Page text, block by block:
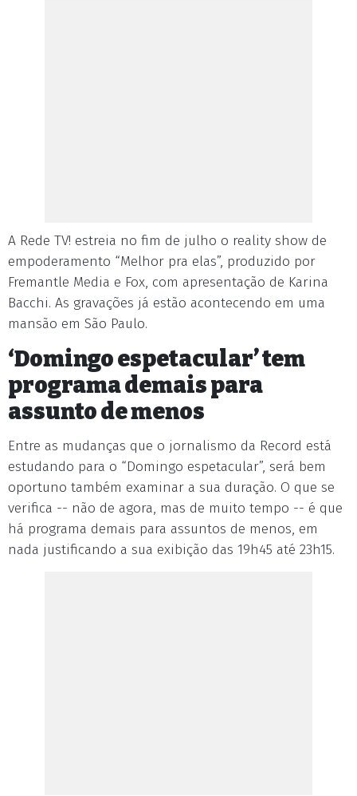
A Rede TV! estreia no fim de julho o reality show de
empoderamento “Melhor pra elas”, produzido por
Fremantle Media e Fox, com apresentação de Karina
Bacchi. As gravações já estão acontecendo em uma
mansão em São Paulo.
‘Domingo espetacular’ tem
programa demais para
assunto de menos
Entre as mudanças que o jornalismo da Record está
estudando para o “Domingo espetacular”, será bem
oportuno também examinar a sua duração. O que se
verifica -- não de agora, mas de muito tempo -- é que
há programa demais para assuntos de menos, em
nada justificando a sua exibição das 19h45 até 23h15.